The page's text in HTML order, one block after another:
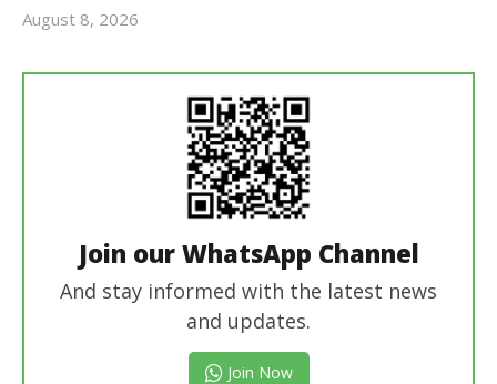
August 8, 2026
Join our WhatsApp Channel
And stay informed with the latest news
and updates.
Join Now